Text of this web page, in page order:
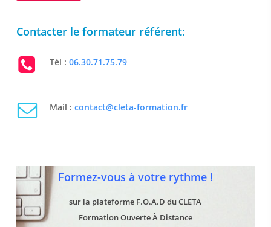
Contacter le formateur référent:
Tél :06.30.71.75.79
Mail :contact@cleta-formation.fr
Formez-vous à votre rythme !
sur la plateforme F.O.A.D du CLETA
Formation Ouverte À Distance